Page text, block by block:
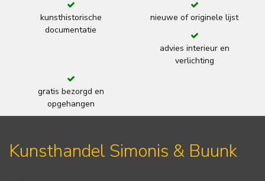
kunsthistorische
documentatie
nieuwe of originele lijst
advies interieur en
verlichting
gratis bezorgd en
opgehangen
Kunsthandel Simonis & Buunk